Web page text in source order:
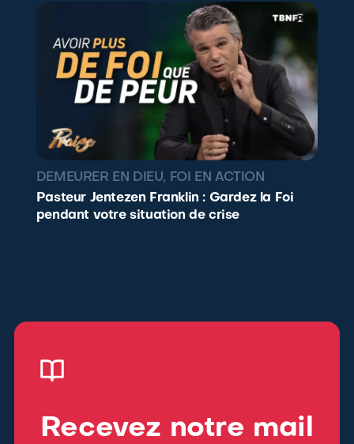
DEMEURER EN DIEU, FOI EN ACTION
Pasteur Jentezen Franklin : Gardez la Foi
pendant votre situation de crise
Recevez notre mail